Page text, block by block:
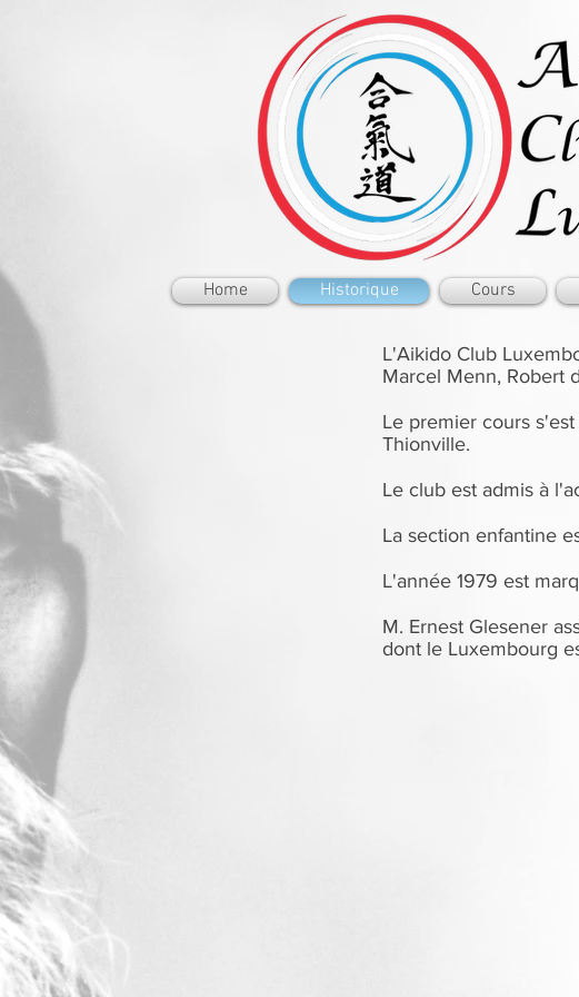
Home Historique Cours
L'Aikido Club
Marcel Menn, Robert
Le premier cours
Thionville.
Le club est admis à
La section enfantine
L'année 1979 est
M. Ernest Glesener
dont le Luxembourg